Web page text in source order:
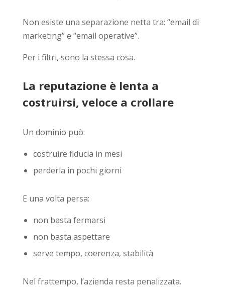
Non esiste una separazione netta tra: “email di
marketing” e “email operative”.
Per i filtri, sono la stessa cosa.
La reputazione è lenta a
costruirsi, veloce a crollare
Un dominio può:
costruire fiducia in mesi
perderla in pochi giorni
E una volta persa:
non basta fermarsi
non basta aspettare
serve tempo, coerenza, stabilità
Nel frattempo, l’azienda resta penalizzata.